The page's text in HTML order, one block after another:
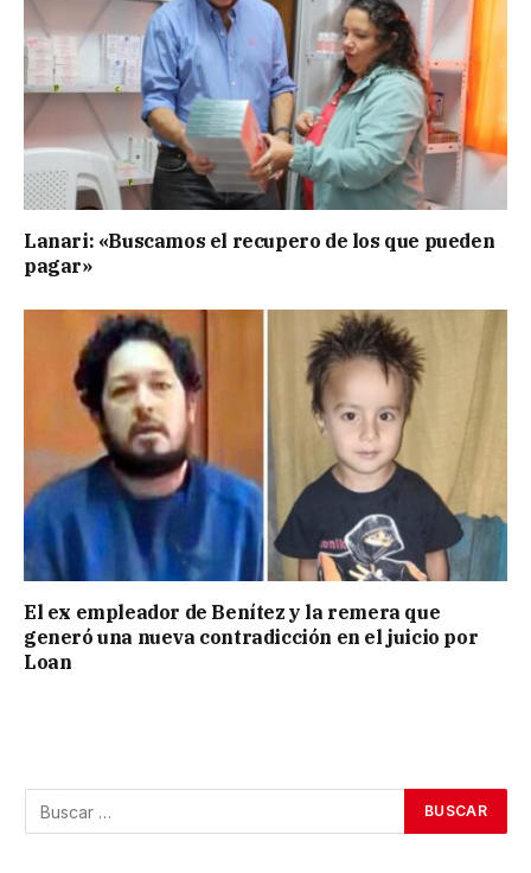
Lanari: «Buscamos el recupero de los que pueden
pagar»
El ex empleador de Benítez y la remera que
generó una nueva contradicción en el juicio por
Loan